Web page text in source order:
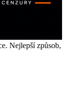
Nejlepší způsob,